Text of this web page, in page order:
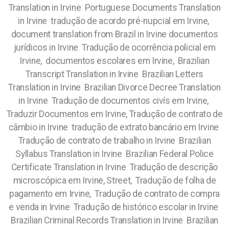
Translation in Irvine Portuguese Documents Translation
in Irvine tradução de acordo pré-nupcial em Irvine,
document translation from Brazil in Irvine documentos
jurídicos in Irvine Tradução de ocorrência policial em
Irvine, documentos escolares em Irvine, Brazilian
Transcript Translation in Irvine Brazilian Letters
Translation in Irvine Brazilian Divorce Decree Translation
in Irvine Tradução de documentos civís em Irvine,
Traduzir Documentos em Irvine, Tradução de contrato de
câmbio in Irvine tradução de extrato bancário em Irvine
Tradução de contrato de trabalho in Irvine Brazilian
Syllabus Translation in Irvine Brazilian Federal Police
Certificate Translation in Irvine Tradução de descrição
microscópica em Irvine, Street, Tradução de folha de
pagamento em Irvine, Tradução de contrato de compra
e venda in Irvine Tradução de histórico escolar in Irvine
Brazilian Criminal Records Translation in Irvine Brazilian